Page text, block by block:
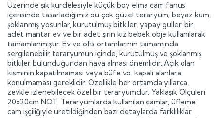
Üzerinde şık kurdelesiyle küçük boy elma cam fanus
içerisinde tasarladığımız bu çok güzel teraryum; beyaz kum,
şoklanmış yosunlar, kurutulmuş bitkiler, yapay güller, bir
adet mantar ev ve bir adet şirin kız bebek obje kullanılarak
tamamlanmıştır. Ev ve ofis ortamlarının tamamında
sergilenebilir teraryumun içinde, kurutulmuş ve şoklanmış
bitkiler bulunduğundan hava alması önemlidir. Açık olan
kısmının kapatılmaması veya büfe vb. kapalı alanlara
konulmaması gereklidir. Özellikle her ortamda yıllarca,
zevkle izlenebilecek özel bir teraryumdur. Yaklaşık Ölçüleri:
20x20cm NOT: Teraryumlarda kullanılan camlar, üfleme
cam işçiliğiyle üretildiğinden bazı detaylarda farklılıklar